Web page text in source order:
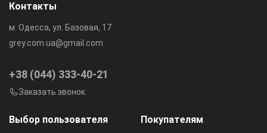
Выбор пользователя Покупателям
Контакты
м. Одесса, ул. Базовая, 17
grey.com.ua@gmail.com
+38 (044) 333-40-21
Заказать звонок